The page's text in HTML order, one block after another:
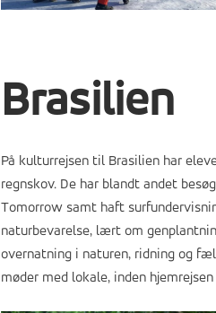
Brasilien
På kulturrejsen til Brasilien har
regnskov. De har blandt andet
Tomorrow samt haft
naturbevarelse, lært om
overnatning i naturen, ridning og
møder med lokale, inden